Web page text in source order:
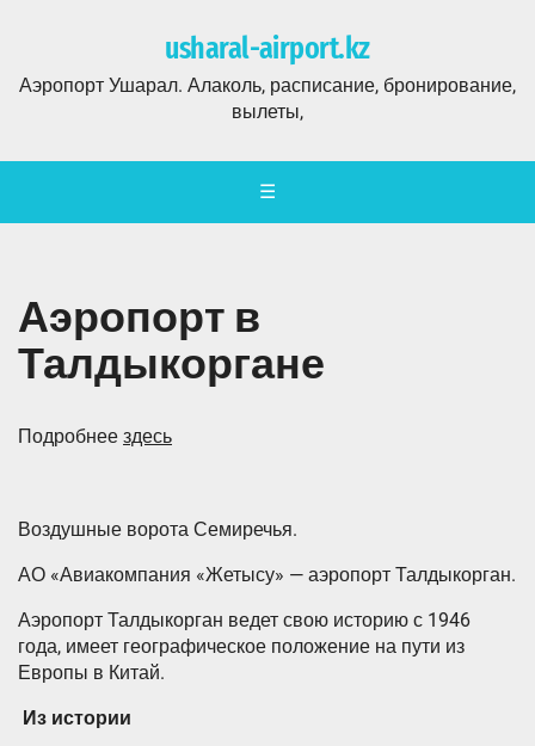
usharal-airport.kz
Аэропорт Ушарал. Алаколь, расписание, бронирование,
вылеты,
☰
Аэропорт в
Талдыкоргане
Подробнее здесь
Воздушные ворота Семиречья.
АО «Авиакомпания «Жетысу» — аэропорт Талдыкорган.
Аэропорт Талдыкорган ведет свою историю с 1946
года, имеет географическое положение на пути из
Европы в Китай.
Из истории